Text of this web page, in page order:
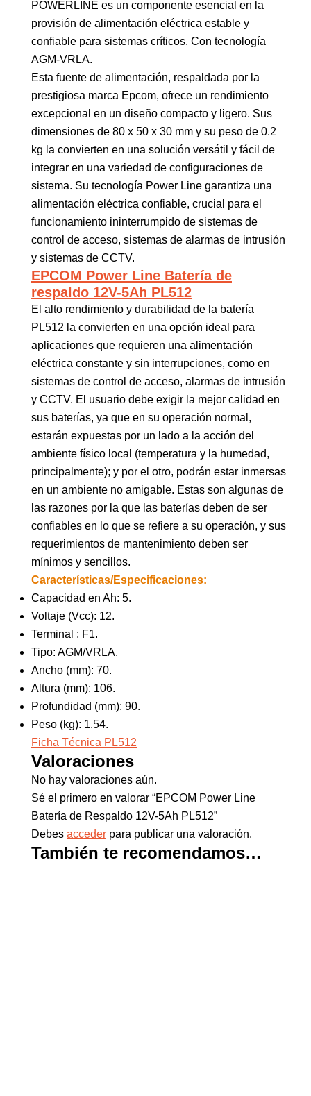
POWERLINE es un componente esencial en la
provisión de alimentación eléctrica estable y
confiable para sistemas críticos. Con tecnología
AGM-VRLA.
Esta fuente de alimentación, respaldada por la
prestigiosa marca Epcom, ofrece un rendimiento
excepcional en un diseño compacto y ligero. Sus
dimensiones de 80 x 50 x 30 mm y su peso de 0.2
kg la convierten en una solución versátil y fácil de
integrar en una variedad de configuraciones de
sistema. Su tecnología Power Line garantiza una
alimentación eléctrica confiable, crucial para el
funcionamiento ininterrumpido de sistemas de
control de acceso, sistemas de alarmas de intrusión
y sistemas de CCTV.
EPCOM Power Line Batería de
respaldo 12V-5Ah PL512
El alto rendimiento y durabilidad de la batería
PL512 la convierten en una opción ideal para
aplicaciones que requieren una alimentación
eléctrica constante y sin interrupciones, como en
sistemas de control de acceso, alarmas de intrusión
y CCTV. El usuario debe exigir la mejor calidad en
sus baterías, ya que en su operación normal,
estarán expuestas por un lado a la acción del
ambiente físico local (temperatura y la humedad,
principalmente); y por el otro, podrán estar inmersas
en un ambiente no amigable. Estas son algunas de
las razones por la que las baterías deben de ser
confiables en lo que se refiere a su operación, y sus
requerimientos de mantenimiento deben ser
mínimos y sencillos.
Características/Especificaciones:
Capacidad en Ah: 5.
Voltaje (Vcc): 12.
Terminal : F1.
Tipo: AGM/VRLA.
Ancho (mm): 70.
Altura (mm): 106.
Profundidad (mm): 90.
Peso (kg): 1.54.
Ficha Técnica PL512
Valoraciones
No hay valoraciones aún.
Sé el primero en valorar “EPCOM Power Line
Batería de Respaldo 12V-5Ah PL512”
Debes acceder para publicar una valoración.
También te recomendamos…